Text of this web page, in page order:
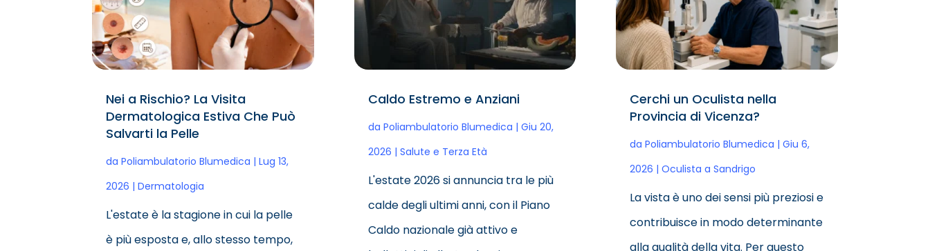
Nei a Rischio? La Visita
Dermatologica Estiva Che Può
Salvarti la Pelle
daPoliambulatorio Blumedica |Lug 13,
2026 |Dermatologia
L'estate è la stagione in cui la pelle
è più esposta e, allo stesso tempo,
Caldo Estremo e Anziani
da Poliambulatorio Blumedica | Giu 20,
2026 | Salute e Terza Età
L'estate 2026 si annuncia tra le più
calde degli ultimi anni, con il Piano
Caldo nazionale già attivo e
Cerchi un Oculista nella
Provincia di Vicenza?
da Poliambulatorio Blumedica | Giu 6,
2026 | Oculista a Sandrigo
La vista è uno dei sensi più preziosi e
contribuisce in modo determinante
alla qualità della vita. Per questo